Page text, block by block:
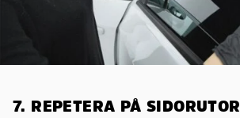
7. REPETERA PÅ SIDORUTOR